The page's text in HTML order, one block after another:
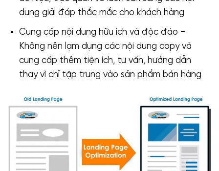
dung giải đáp thắc mắc cho khách hàng
Cung cấp nội dung hữu ích và độc đáo –
Không nên lạm dụng các nội dung copy và
cung cấp thêm tiện ích, tư vấn, hướng dẫn
thay vì chỉ tập trung vào sản phẩm bán hàng